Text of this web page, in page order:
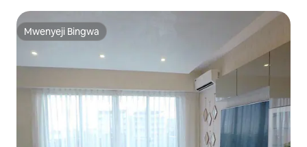
Mwenyeji Bingwa
Mwenyeji Bingwa